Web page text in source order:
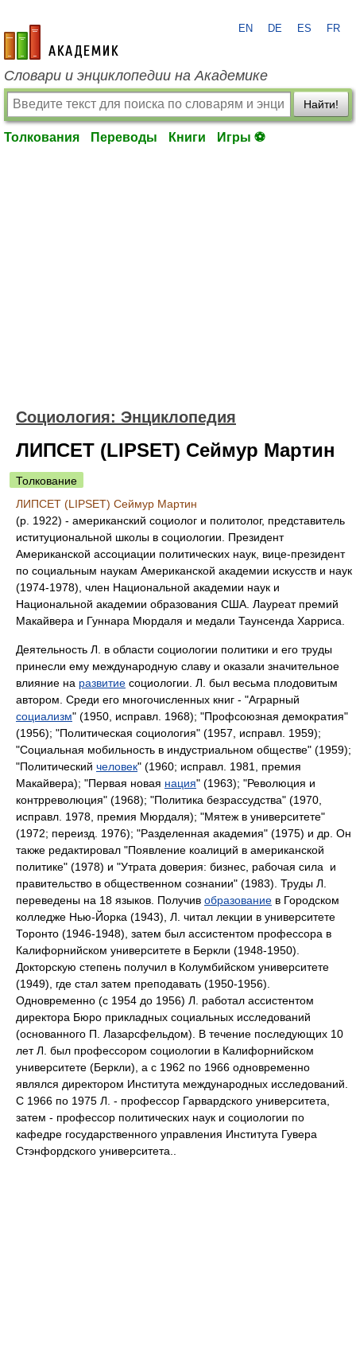
academic.ru
EN DE ES FR
Словари и энциклопедии на Академике
Найти!
Толкования Переводы Книги Игры ⚽
Социология: Энциклопедия
ЛИПСЕТ (LIPSET) Сеймур Мартин
Толкование
ЛИПСЕТ (LIPSET) Сеймур Мартин
(р. 1922) - американский социолог и политолог, представитель
иституциональной школы в социологии. Президент
Американской ассоциации политических наук, вице-президент
по социальным наукам Американской академии искусств и наук
(1974-1978), член Национальной академии наук и
Национальной академии образования США. Лауреат премий
Макайвера и Гуннара Мюрдаля и медали Таунсенда Харриса.
Деятельность Л. в области социологии политики и его труды
принесли ему международную славу и оказали значительное
влияние на развитие социологии. Л. был весьма плодовитым
автором. Среди его многочисленных книг - "Аграрный
социализм" (1950, исправл. 1968); "Профсоюзная демократия"
(1956); "Политическая социология" (1957, исправл. 1959);
"Социальная мобильность в индустриальном обществе" (1959);
"Политический человек" (1960; исправл. 1981, премия
Макайвера); "Первая новая нация" (1963); "Революция и
контрреволюция" (1968); "Политика безрассудства" (1970,
исправл. 1978, премия Мюрдаля); "Мятеж в университете"
(1972; переизд. 1976); "Разделенная академия" (1975) и др. Он
также редактировал "Появление коалиций в американской
политике" (1978) и "Утрата доверия: бизнес, рабочая сила и
правительство в общественном сознании" (1983). Труды Л.
переведены на 18 языков. Получив образование в Городском
колледже Нью-Йорка (1943), Л. читал лекции в университете
Торонто (1946-1948), затем был ассистентом профессора в
Калифорнийском университете в Беркли (1948-1950).
Докторскую степень получил в Колумбийском университете
(1949), где стал затем преподавать (1950-1956).
Одновременно (с 1954 до 1956) Л. работал ассистентом
директора Бюро прикладных социальных исследований
(основанного П. Лазарсфельдом). В течение последующих 10
лет Л. был профессором социологии в Калифорнийском
университете (Беркли), а с 1962 по 1966 одновременно
являлся директором Института международных исследований.
С 1966 по 1975 Л. - профессор Гарвардского университета,
затем - профессор политических наук и социологии по
кафедре государственного управления Института Гувера
Стэнфордского университета..